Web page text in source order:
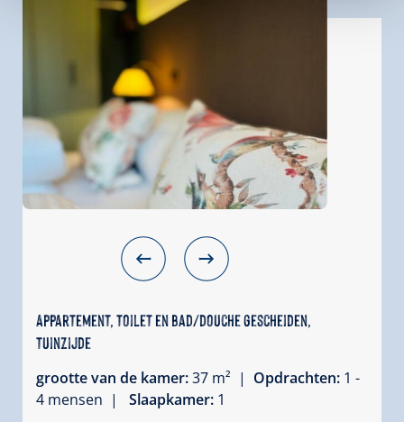
Appartement, toilet en bad/douche gescheiden,
tuinzijde
grootte van de kamer:37 m² | Opdrachten: 1 -
4 mensen |
Slaapkamer: 1